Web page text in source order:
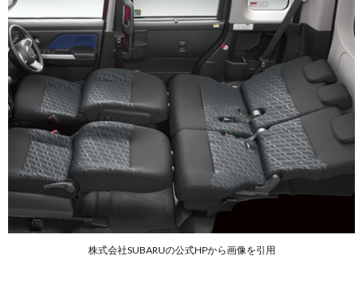
株式会社SUBARUの公式HPから画像を引用